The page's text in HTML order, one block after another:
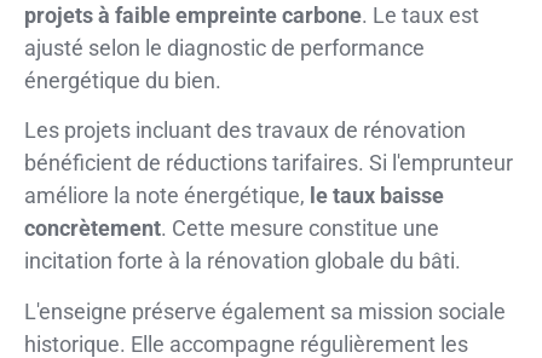
projets à faible empreinte carbone. Le taux est
ajusté selon le diagnostic de performance
énergétique du bien.
Les projets incluant des travaux de rénovation
bénéficient de réductions tarifaires. Si l'emprunteur
améliore la note énergétique, le taux baisse
concrètement. Cette mesure constitue une
incitation forte à la rénovation globale du bâti.
L'enseigne préserve également sa mission sociale
historique. Elle accompagne régulièrement les